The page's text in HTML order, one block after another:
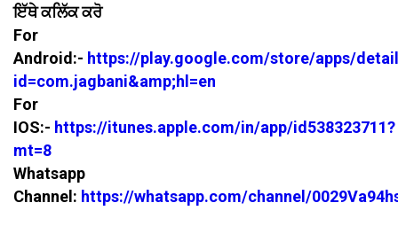
ਇੱਥੇ ਕਲਿੱਕ ਕਰੋ
For
Android:- https://play.google.com/store/apps/
id=com.jagbani&amp;hl=en
For
IOS:- https://itunes.apple.com/in/app/id538323711?
mt=8
Whatsapp
Channel: https://whatsapp.com/channel/